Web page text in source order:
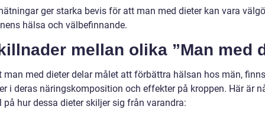
ger starka bevis för att man med dieter kan vara
hälsa och välbefinnande.
mellan olika ”Man med
man med dieter delar målet att förbättra hälsan hos män,
i deras näringskomposition och effekter på kroppen. Här är
på hur dessa dieter skiljer sig från varandra: